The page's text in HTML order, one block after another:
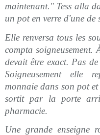
maintenant." Tess alla
un pot en verre d'une de
Elle renversa tous les
compta soigneusement.
devait être exact. Pas
Soigneusement elle
monnaie dans son pot
sortit par la porte
pharmacie.
Une grande enseigne